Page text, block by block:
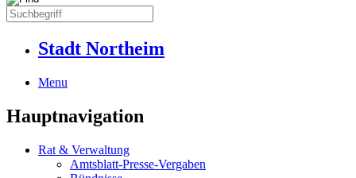
Stadt Northeim
Menu
Hauptnavigation
Rat & Verwaltung
Amtsblatt-Presse-Vergaben